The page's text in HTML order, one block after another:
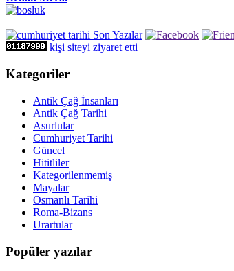
kişi siteyi ziyaret etti
Kategoriler
Antik Çağ İnsanları
Antik Çağ Tarihi
Asurlular
Cumhuriyet Tarihi
Güncel
Hititliler
Kategorilenmemiş
Mayalar
Osmanlı Tarihi
Roma-Bizans
Urartular
Popüler yazılar